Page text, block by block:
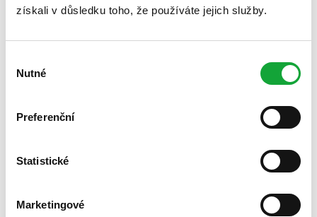
získali v důsledku toho, že používáte jejich služby.
souhlasu
Nutné
Preferenční
Statistické
Marketingové